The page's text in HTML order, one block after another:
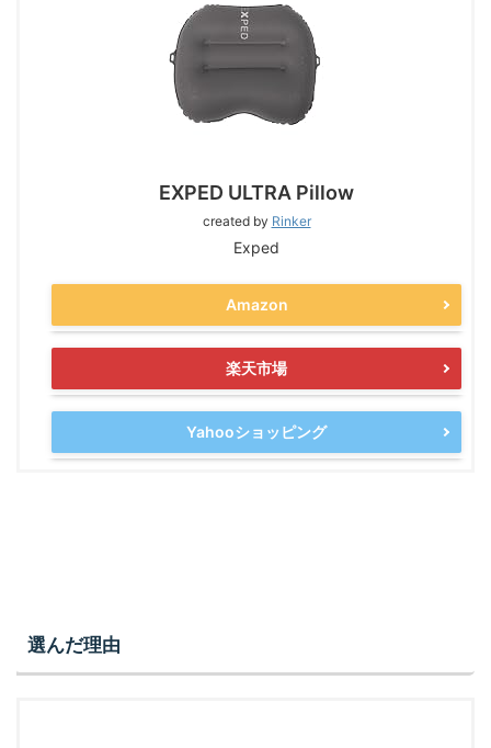
EXPED ULTRA Pillow
created by Rinker
Exped
Amazon
楽天市場
Yahooショッピング
選んだ理由